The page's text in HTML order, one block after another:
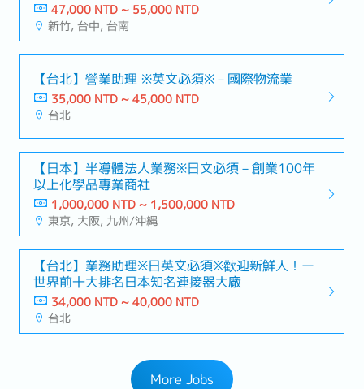
47,000 NTD ~ 55,000 NTD
新竹, 台中, 台南
【台北】營業助理 ※英文必須※－國際物流業
35,000 NTD ~ 45,000 NTD
台北
【日本】半導體法人業務※日文必須－創業100年
以上化學品專業商社
1,000,000 NTD ~ 1,500,000 NTD
東京, 大阪, 九州/沖縄
【台北】業務助理※日英文必須※歡迎新鮮人！ー
世界前十大排名日本知名連接器大廠
34,000 NTD ~ 40,000 NTD
台北
More Jobs